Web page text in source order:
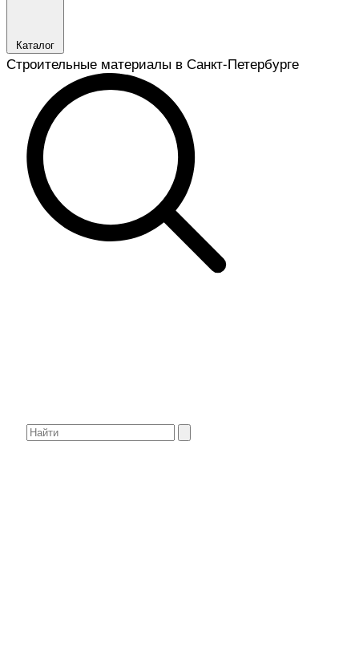
Каталог
Строительные материалы в Санкт-Петербурге